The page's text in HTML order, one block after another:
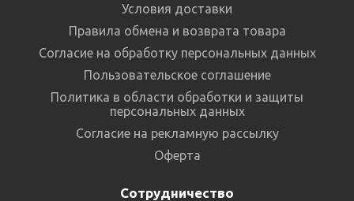
Условия доставки
Правила обмена и возврата товара
Согласие на обработку персональных данных
Пользовательское соглашение
Политика в области обработки и защиты
персональных данных
Согласие на рекламную рассылку
Оферта
Сотрудничество